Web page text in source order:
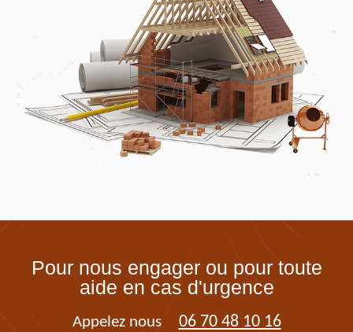
Pour nous engager ou pour toute
aide en cas d'urgence
Appelez nous 06 70 48 10 16